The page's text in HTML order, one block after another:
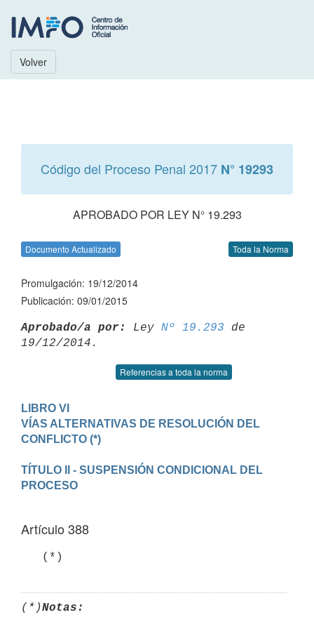
Volver
Código del Proceso Penal 2017 N° 19293
APROBADO POR LEY N° 19.293
Documento Actualizado Toda la Norma
Promulgación: 19/12/2014
Publicación: 09/01/2015
Aprobado/a por: Ley Nº 19.293 de
Referencias a toda la norma
LIBRO VI
VÍAS ALTERNATIVAS DE RESOLUCIÓN DEL
TÍTULO II - SUSPENSIÓN CONDICIONAL DEL
Artículo 388
   (*)
(*)Notas: